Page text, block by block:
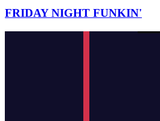
FRIDAY NIGHT FUNKIN'